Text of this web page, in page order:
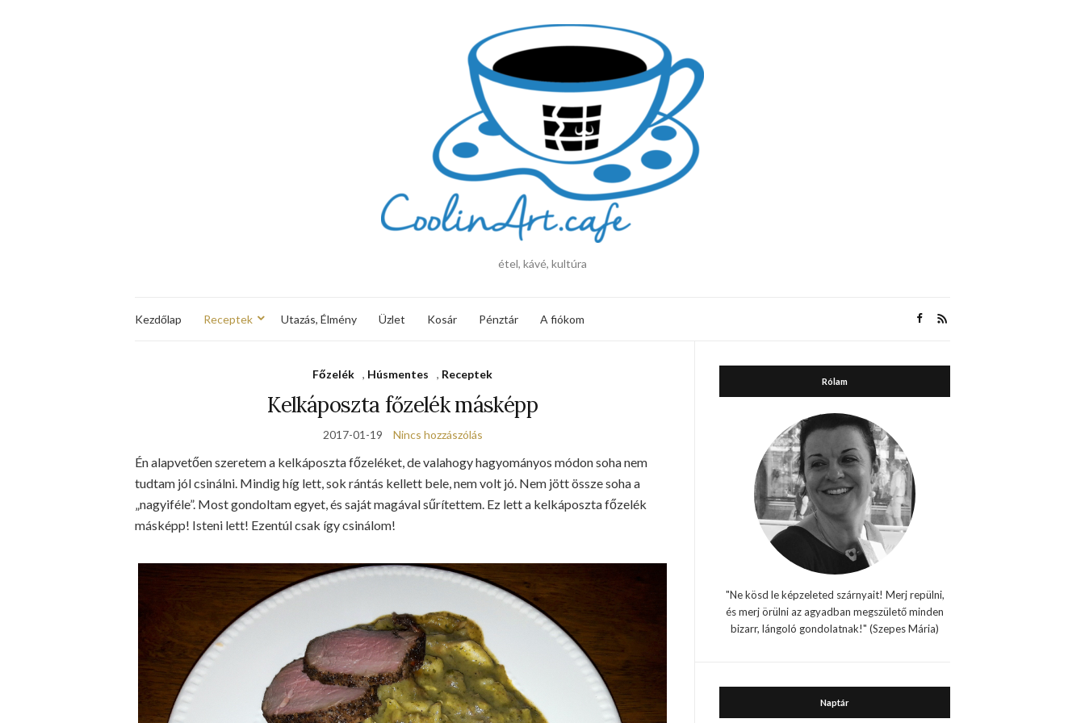
étel, kávé, kultúra
Kezdőlap Receptek Utazás, Élmény Üzlet Kosár Pénztár A fiókom
Főzelék , Húsmentes , Receptek
Kelkáposzta főzelék másképp
2017-01-19 Nincs hozzászólás
Én alapvetően szeretem a kelkáposzta főzeléket, de valahogy hagyományos módon soha nem
tudtam jól csinálni. Mindig híg lett, sok rántás kellett bele, nem volt jó. Nem jött össze soha a
„nagyiféle”. Most gondoltam egyet, és saját magával sűrítettem. Ez lett a kelkáposzta főzelék
másképp! Isteni lett! Ezentúl csak így csinálom!
Rólam
"Ne kösd le képzeleted szárnyait! Merj repülni,
és merj örülni az agyadban megszülető minden
bizarr, lángoló gondolatnak!" (Szepes Mária)
Naptár